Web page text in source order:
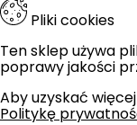
Pliki cookies
Ten sklep używa
poprawy jakości
Aby uzyskać
Politykę